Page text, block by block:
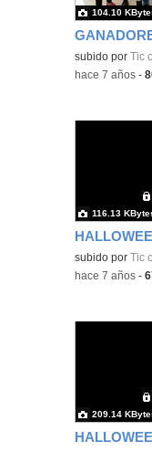
subido porTic
104.10
-hace 7 años -
subido porTic
116.13
-hace 7 años -
209.14